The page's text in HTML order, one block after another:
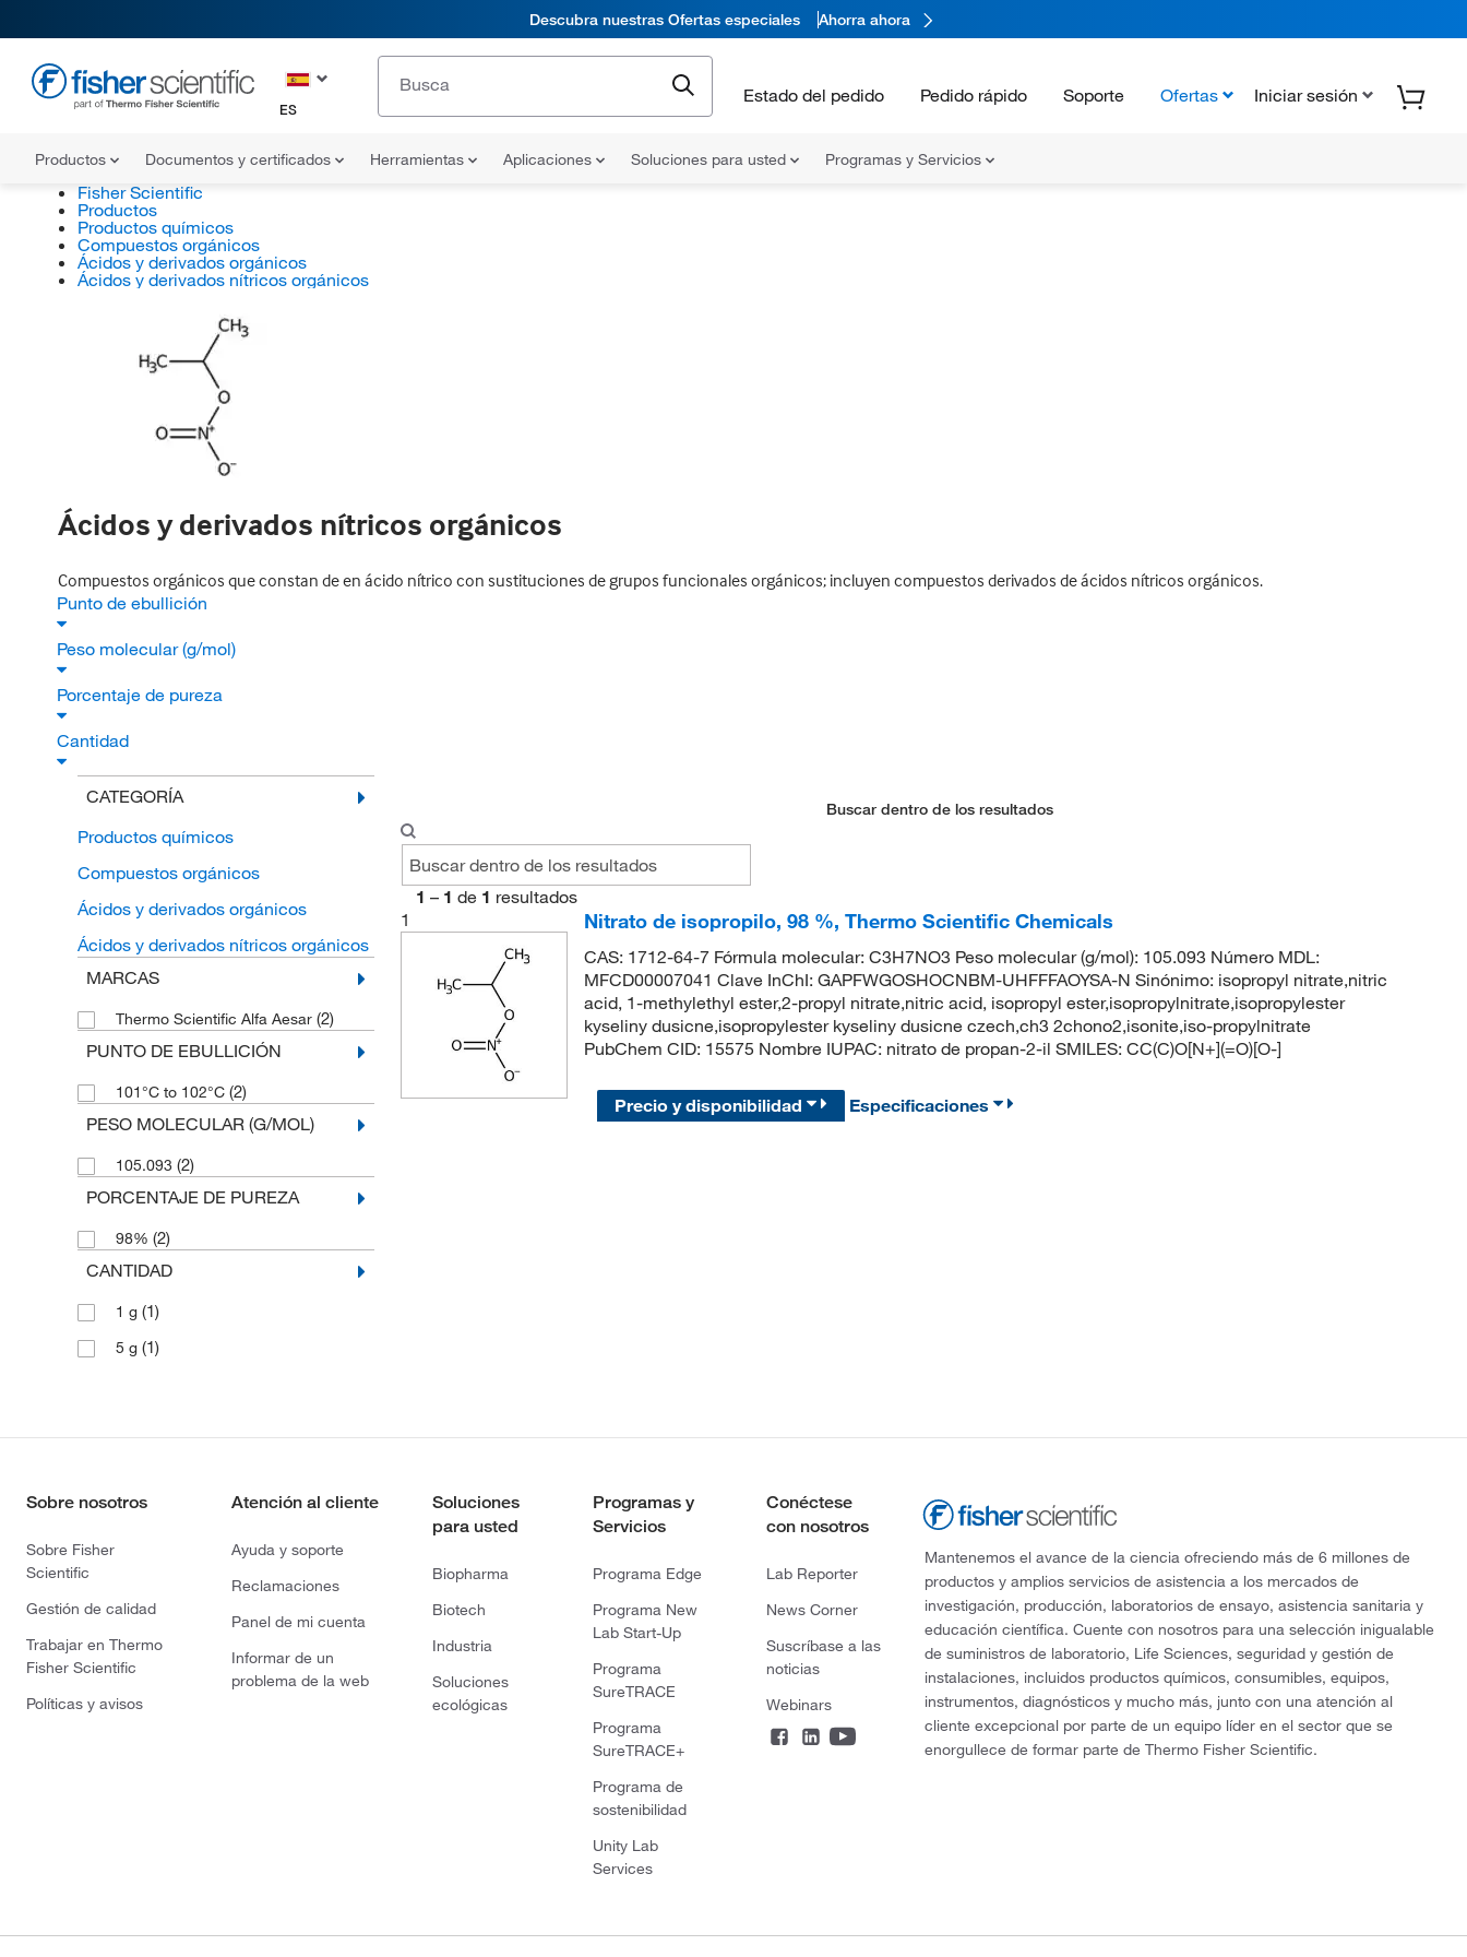
Descubra nuestras Ofertas especiales Ahorra ahora
ES
Estado del pedido Pedido rápido Soporte Ofertas Iniciar sesión
Productos Documentos y certificados Herramientas Aplicaciones Soluciones para usted Programas y Servicios
Fisher Scientific
Productos
Productos químicos
Compuestos orgánicos
Ácidos y derivados orgánicos
Ácidos y derivados nítricos orgánicos
Ácidos y derivados nítricos orgánicos
Compuestos orgánicos que constan de en ácido nítrico con sustituciones de grupos funcionales orgánicos; incluyen compuestos derivados de ácidos nítricos orgánicos.
Punto de ebullición
Peso molecular (g/mol)
Porcentaje de pureza
Cantidad
CATEGORÍA
Productos químicos
Compuestos orgánicos
Ácidos y derivados orgánicos
Ácidos y derivados nítricos orgánicos
MARCAS
Thermo Scientific Alfa Aesar (2)
PUNTO DE EBULLICIÓN
101°C to 102°C (2)
PESO MOLECULAR (G/MOL)
105.093 (2)
PORCENTAJE DE PUREZA
98% (2)
CANTIDAD
1 g (1)
5 g (1)
Buscar dentro de los resultados
1 – 1 de 1 resultados
1
Nitrato de isopropilo, 98 %, Thermo Scientific Chemicals
CAS: 1712-64-7 Fórmula molecular: C3H7NO3 Peso molecular (g/mol): 105.093 Número MDL:
MFCD00007041 Clave InChI: GAPFWGOSHOCNBM-UHFFFAOYSA-N Sinónimo: isopropyl nitrate,nitric
acid, 1-methylethyl ester,2-propyl nitrate,nitric acid, isopropyl ester,isopropylnitrate,isopropylester
kyseliny dusicne,isopropylester kyseliny dusicne czech,ch3 2chono2,isonite,iso-propylnitrate
PubChem CID: 15575 Nombre IUPAC: nitrato de propan-2-il SMILES: CC(C)O[N+](=O)[O-]
Precio y disponibilidad Especificaciones
Sobre nosotros
Sobre Fisher
Scientific
Gestión de calidad
Trabajar en Thermo
Fisher Scientific
Políticas y avisos
Atención al cliente
Ayuda y soporte
Reclamaciones
Panel de mi cuenta
Informar de un
problema de la web
Soluciones
para usted
Biopharma
Biotech
Industria
Soluciones
ecológicas
Programas y
Servicios
Programa Edge
Programa New
Lab Start-Up
Programa
SureTRACE
Programa
SureTRACE+
Programa de
sostenibilidad
Unity Lab
Services
Conéctese
con nosotros
Lab Reporter
News Corner
Suscríbase a las
noticias
Webinars
Mantenemos el avance de la ciencia ofreciendo más de 6 millones de
productos y amplios servicios de asistencia a los mercados de
investigación, producción, laboratorios de ensayo, asistencia sanitaria y
educación científica. Cuente con nosotros para una selección inigualable
de suministros de laboratorio, Life Sciences, seguridad y gestión de
instalaciones, incluidos productos químicos, consumibles, equipos,
instrumentos, diagnósticos y mucho más, junto con una atención al
cliente excepcional por parte de un equipo líder en el sector que se
enorgullece de formar parte de Thermo Fisher Scientific.